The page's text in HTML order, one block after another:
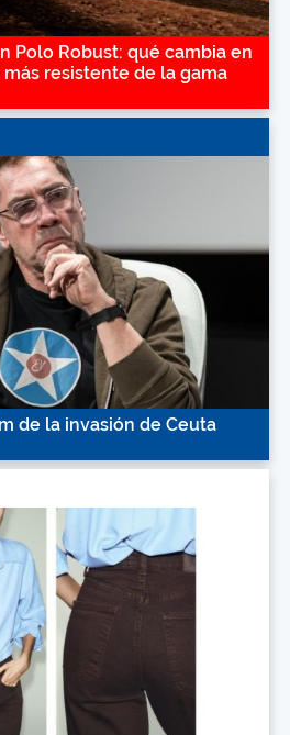
Polo Robust: qué cambia en
resistente de la gama
de la invasión de Ceuta